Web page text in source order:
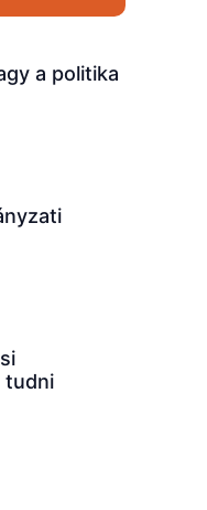
a politika
tudni